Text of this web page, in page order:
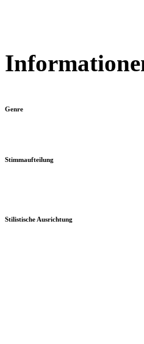
Genre
Stimmaufteilung
Stilistische Ausrichtung